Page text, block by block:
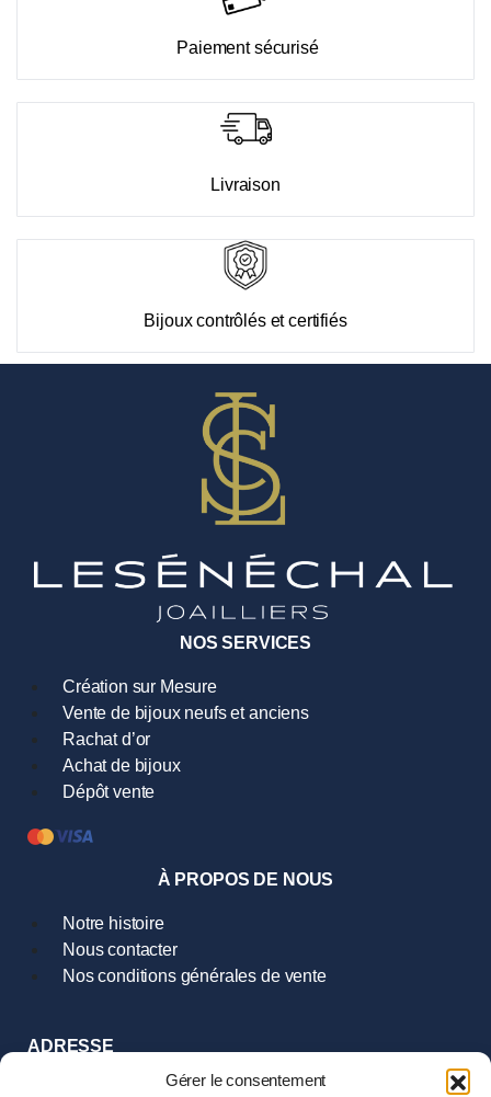
Gérer le consentement
Paiement sécurisé
Livraison
Bijoux contrôlés et certifiés
NOS SERVICES
Création sur Mesure
Vente de bijoux neufs et anciens
Rachat d’or
Achat de bijoux
Dépôt vente
À PROPOS DE NOUS
Notre histoire
Nous contacter
Nos conditions générales de vente
ADRESSE